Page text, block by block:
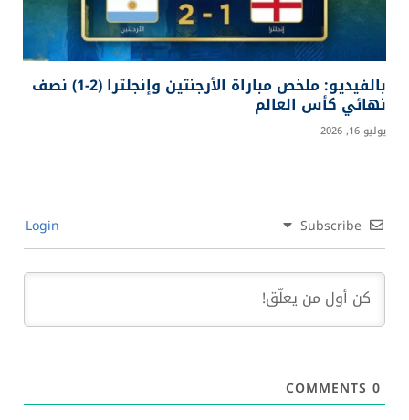
بالفيديو: ملخص مباراة الأرجنتين وإنجلترا (2-1) نصف
نهائي كأس العالم
يوليو 16, 2026
Subscribe
0